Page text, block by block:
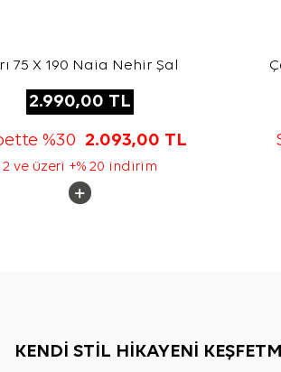
75 X 190 Naia Nehir Şal
2.990,00 TL
%30 2.093,00 TL
2 ve üzeri +% 20 indirim
KENDİ STİL HİKAYENİ